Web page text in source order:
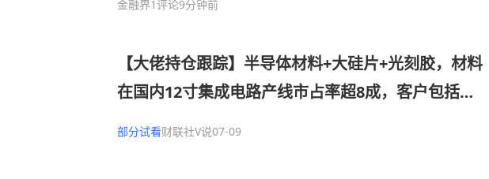
金融界1评论9分钟前
【大佬持仓跟踪】半导体材料+大硅片+光刻胶，材料
在国内12寸集成电路产线市占率超8成，客户包括海
部分试看财联社V说07-09